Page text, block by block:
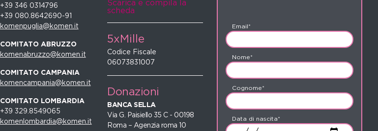
+39 346 0314796
+39 080.8642690-91
komenpuglia@komen.it
COMITATO ABRUZZO
komenabruzzo@komen.it
COMITATO CAMPANIA
komencampania@komen.it
COMITATO LOMBARDIA
+39 329.8549065
komenlombardia@komen.it
Scarica e compila la
scheda
5xMille
Codice Fiscale
06073831007
Donazioni
BANCA SELLA
Via G. Paisiello 35 C - 00198
Roma – Agenzia roma 10
Email*
Nome*
Cognome*
Data di nascita*